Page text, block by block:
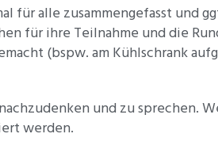
für alle zusammengefasst und
für ihre Teilnahme und die
(bspw. am Kühlschrank
und zu sprechen.
werden.